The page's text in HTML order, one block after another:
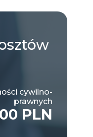
cywilno-
prawnych
PLN